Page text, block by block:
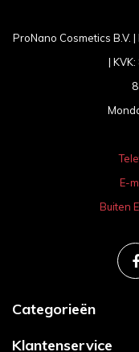
ProNano Cosmetics B.V.
|
E-
Buiten
Categorieën
Klantenservice